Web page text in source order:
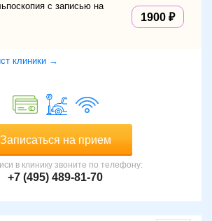
с записью на
1900
клиники →
Записаться на прием
в клинику звоните по телефону:
+7 (495) 489-81-70